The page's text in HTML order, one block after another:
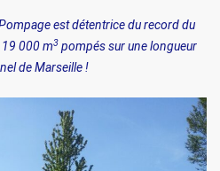
est détentrice du record du
000 m3 pompés sur une longueur
de Marseille !